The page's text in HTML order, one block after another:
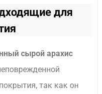
для
сырой арахис
так как он